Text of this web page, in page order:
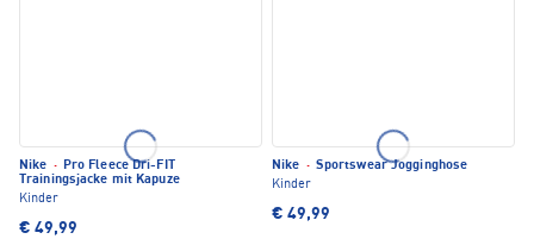
Nike · Pro Fleece Dri-FIT
Trainingsjacke mit Kapuze
Kinder
€ 49,99
Nike · Sportswear Jogginghose
Kinder
€ 49,99